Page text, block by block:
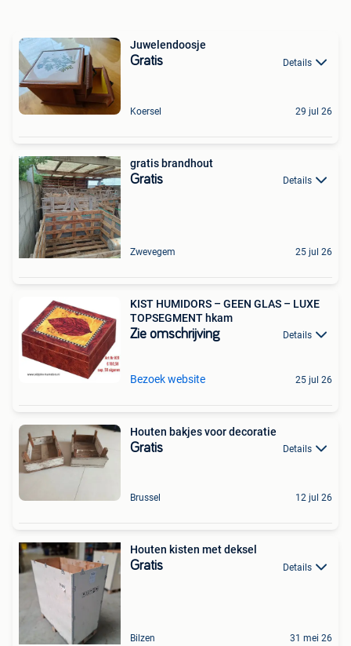
Juwelendoosje
Gratis Details
Koersel 29 jul 26
gratis brandhout
Gratis Details
Zwevegem 25 jul 26
KIST HUMIDORS – GEEN GLAS – LUXE
TOPSEGMENT hkam
Zie omschrijving Details
Bezoek website 25 jul 26
Houten bakjes voor decoratie
Gratis Details
Brussel 12 jul 26
Houten kisten met deksel
Gratis Details
Bilzen 31 mei 26